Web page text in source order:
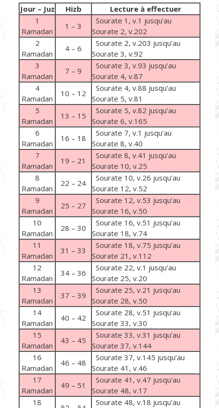
Jour – Juz Hizb
Lecture à effectuer
1
Ramadan
1 – 3
Sourate 1, v.1 jusqu’au
Sourate 2, v.202
2
Ramadan
4 – 6
Sourate 2, v.203 jusqu’au
Sourate 3, v.92
3
Ramadan
7 – 9
Sourate 3, v.93 jusqu’au
Sourate 4, v.87
4
Ramadan
10 – 12
Sourate 4, v.88 jusqu’au
Sourate 5, v.81
5
Ramadan
13 – 15
Sourate 5, v.82 jusqu’au
Sourate 6, v.165
6
Ramadan
16 – 18
Sourate 7, v.1 jusqu’au
Sourate 8, v.40
7
Ramadan
19 – 21
Sourate 8, v.41 jusqu’au
Sourate 10, v.25
8
Ramadan
22 – 24
Sourate 10, v.26 jusqu’au
Sourate 12, v.52
9
Ramadan
25 – 27
Sourate 12, v.53 jusqu’au
Sourate 16, v.50
10
Ramadan
28 – 30
Sourate 16, v.51 jusqu’au
Sourate 18, v.74
11
Ramadan
31 – 33
Sourate 18, v.75 jusqu’au
Sourate 21, v.112
12
Ramadan
34 – 36
Sourate 22, v.1 jusqu’au
Sourate 25, v.20
13
Ramadan
37 – 39
Sourate 25, v.21 jusqu’au
Sourate 28, v.50
14
Ramadan
40 – 42
Sourate 28, v.51 jusqu’au
Sourate 33, v.30
15
Ramadan
43 – 45
Sourate 33, v.31 jusqu’au
Sourate 37, v.144
16
Ramadan
46 – 48
Sourate 37, v.145 jusqu’au
Sourate 41, v.46
17
Ramadan
49 – 51
Sourate 41, v.47 jusqu’au
Sourate 48, v.17
18
Sourate 48, v.18 jusqu’au